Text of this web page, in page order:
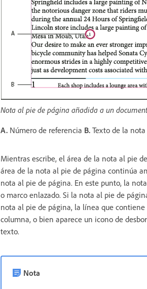
Nota al pie de página añadida a un
A. Número de referencia B. Texto de la
Mientras escribe, el área de la nota al pie
área de la nota al pie de página continúa
nota al pie de página. En este punto, la
o marco enlazado. Si la nota al pie de
nota al pie de página, la línea que
columna, o bien aparece un icono de
texto.
Nota